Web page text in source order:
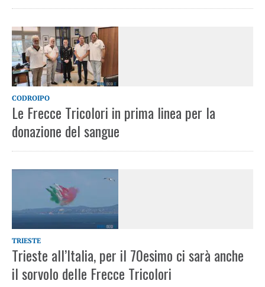
CODROIPO
Le Frecce Tricolori in prima linea per la
donazione del sangue
TRIESTE
Trieste all’Italia, per il 70esimo ci sarà anche
il sorvolo delle Frecce Tricolori